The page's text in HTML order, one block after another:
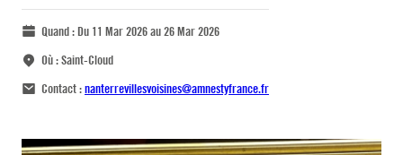
Quand :Du 11 Mar 2026 au 26 Mar 2026
Où :Saint-Cloud
Contact :nanterrevillesvoisines@amnestyfrance.fr